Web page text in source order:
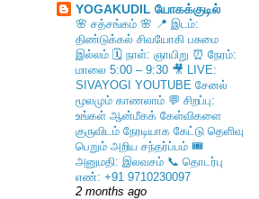
YOGAKUDIL யோகக்குடில்
🌸 சத்சங்கம் 🌸 📍 இடம்:
திண்டுக்கல் சிவயோகி பசுமை
இல்லம் 🗓️ நாள்: ஞாயிறு ⏰ நேரம்:
மாலை 5:00 – 9:30 🎥 LIVE:
SIVAYOGI YOUTUBE சேனல்
மூலமும் காணலாம் 💬 சிறப்பு:
உங்கள் ஆன்மீகக் கேள்விகளை
குருவிடம் நேரடியாக கேட்டு தெளிவு
பெறும் அறிய சந்தர்ப்பம் 🎟️
அனுமதி: இலவசம் 📞 தொடர்பு
எண்: +91 9710230097
2 months ago